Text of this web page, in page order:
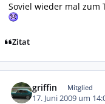
Soviel wieder mal zum
Zitat
griffin Mitglied
17. Juni 2009 um